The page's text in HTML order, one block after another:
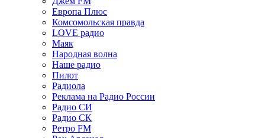
Европа Плюс
Комсомольская правда
LOVE радио
Маяк
Народная волна
Наше радио
Пилот
Радиола
Реклама на Радио России
Радио СИ
Радио СК
Ретро FM